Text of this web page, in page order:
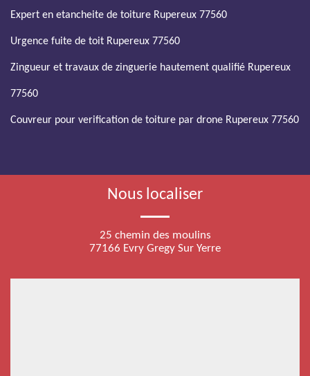
Expert en etancheite de toiture Rupereux 77560
Urgence fuite de toit Rupereux 77560
Zingueur et travaux de zinguerie hautement qualifié Rupereux
77560
Couvreur pour verification de toiture par drone Rupereux 77560
Nous localiser
25 chemin des moulins
77166 Evry Gregy Sur Yerre